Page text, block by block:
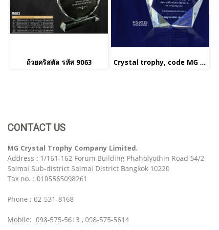
ถ้วยคริสตัล รหัส 9063 Crystal trophy, code MG 9015
CONTACT US
MG Crystal Trophy Company Limited.
Address : 1/161-162 Forum Building Phaholyothin Road 54/2
Saimai Sub-district Saimai District Bangkok 10220
Tax no. : 0105565098261
Phone : 02-531-8168
Mobile: 098-575-5613 , 098-575-5614